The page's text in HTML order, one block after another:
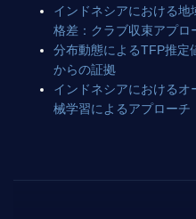
インドネシアにおける
格差：クラブ収束アプロ
分布動態によるTFP推定
からの証拠
インドネシアにおける
械学習によるアプローチ